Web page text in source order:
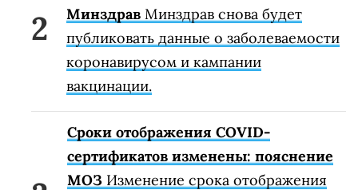
Минздрав Минздрав снова будет
публиковать данные о заболеваемости
коронавирусом и кампании
вакцинации.
Сроки отображения COVID-
сертификатов изменены: пояснение
МОЗ Изменение срока отображения